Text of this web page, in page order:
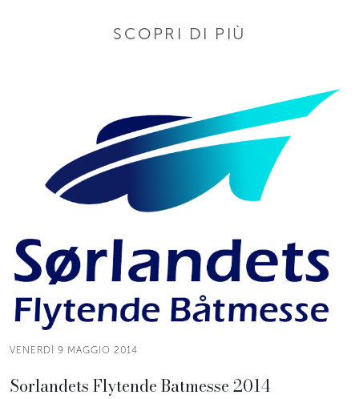
SCOPRI DI PIÙ
VENERDÌ 9 MAGGIO 2014
Sorlandets Flytende Batmesse 2014